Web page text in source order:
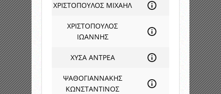
ΧΡΙΣΤΟΠΟΥΛΟΣ ΜΙΧΑΗΛ
ΧΡΙΣΤΟΠΟΥΛΟΣ
ΙΩΑΝΝΗΣ
ΧΥΣΑ ΑΝΤΡΕΑ
ΨΑΘΟΓΙΑΝΝΑΚΗΣ
ΚΩΝΣΤΑΝΤΙΝΟΣ